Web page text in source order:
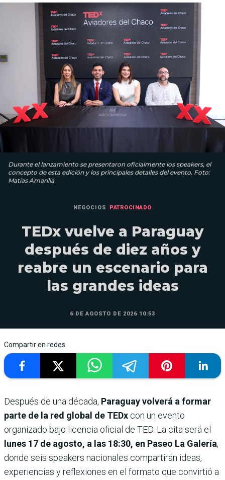
Durante el lanzamiento se presentaron oficialmente los speakers, el
concepto de esta edición y los principales detalles del evento. Foto:
Matías Amarilla
NEGOCIOS PATROCINADO
TEDx vuelve a Paraguay
después de diez años y
reabre un escenario para
las grandes ideas
6 DE AGOSTO DE 2026 10:53
Compartir en redes
Después de una década, Paraguay volverá a formar
parte de la red global de TEDx con un evento
organizado bajo licencia oficial de TED. La cita será el
lunes 17 de agosto, a las 18:30, en Paseo La Galería,
donde seis speakers nacionales compartirán ideas,
experiencias y reflexiones en el formato que convirtió a